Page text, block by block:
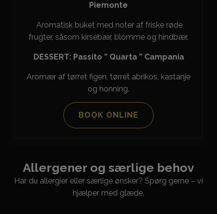
Piemonte
Aromatisk buket med noter af friske røde
frugter, såsom kirsebær, blomme og hindbær.
DESSERT: Passito ” Quarta ” Campania
Aromær af tørret figen, tørret abrikos, kastanje
og honning.
BOOK ONLINE
Allergener og særlige behov
Har du allergier eller særlige ønsker? Spørg gerne – vi
hjælper med glæde.